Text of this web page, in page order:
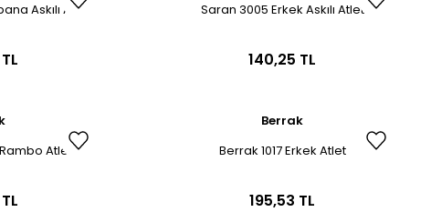
Askılı Atlet
Saran 3005 Erkek Askılı Atlet
140,25 TL
Atlet
Berrak
Berrak 1017 Erkek Atlet
195,53 TL